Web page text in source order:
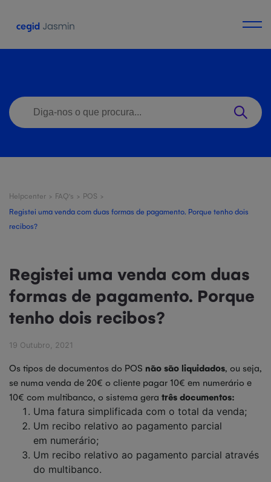
Helpcenter > FAQ's > POS >
Registei uma venda com duas formas de pagamento. Porque tenho dois
recibos?
Registei uma venda com duas
formas de pagamento. Porque
tenho dois recibos?
19 Outubro, 2021
Os tipos de documentos do POS não são liquidados, ou seja,
se numa venda de 20€ o cliente pagar 10€ em numerário e
10€ com multibanco, o sistema gera três documentos:
Uma fatura simplificada com o total da venda;
Um recibo relativo ao pagamento parcial
em numerário;
Um recibo relativo ao pagamento parcial através
do multibanco.